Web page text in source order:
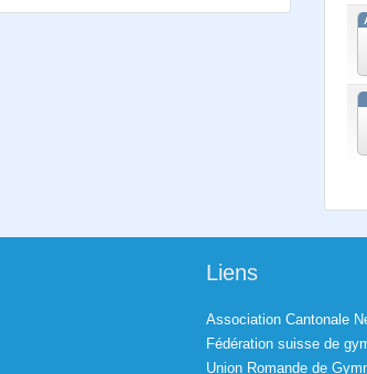
Liens
Association Cantonale
Fédération suisse de
Union Romande de